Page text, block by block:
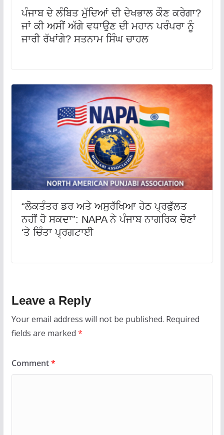
ਪੰਜਾਬ ਦੇ ਲੰਬਿਤ ਮੁੱਦਿਆਂ ਦੀ ਦੇਖਭਾਲ ਕੌਣ ਕਰੇਗਾ?
ਜਾਂ ਕੀ ਅਸੀਂ ਅੱਗੇ ਵਧਾਉਣ ਦੀ ਮਹਾਨ ਪਰੰਪਰਾ ਨੂੰ
ਜਾਰੀ ਰੱਖਾਂਗੇ? ਸਤਨਾਮ ਸਿੰਘ ਚਾਹਲ
“ਲੋਕਤੰਤਰ ਡਰ ਅਤੇ ਅਸੁਰੱਖਿਆ ਹੇਠ ਪ੍ਰਫੁੱਲਤ
ਨਹੀਂ ਹੋ ਸਕਦਾ”: NAPA ਨੇ ਪੰਜਾਬ ਨਾਗਰਿਕ ਚੋਣਾਂ
‘ਤੇ ਚਿੰਤਾ ਪ੍ਰਗਟਾਈ
Leave a Reply
Your email address will not be published. Required
fields are marked *
Comment*